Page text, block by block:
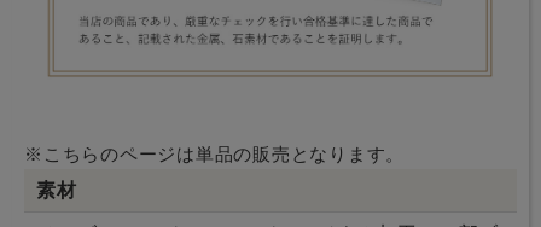
※こちらのページは単品の販売となります。
素材